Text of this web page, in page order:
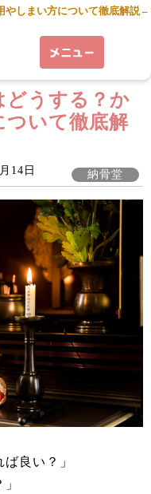
しまい方について徹底解説 –
どうする？か
ついて徹底解
14日 納骨堂
良い？」